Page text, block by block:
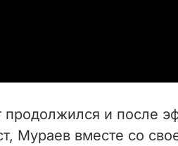
i
продолжился и после
Мураев вместе со